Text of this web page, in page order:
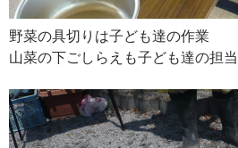
野菜の具切りは子ども達の作業
山菜の下ごしらえも子ども達の担